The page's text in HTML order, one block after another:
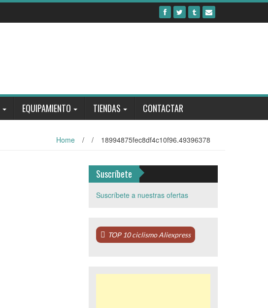
EQUIPAMIENTO TIENDAS CONTACTAR
Home / / 18994875fec8df4c10f96.49396378
Suscríbete
Suscríbete a nuestras ofertas
TOP 10 ciclismo Aliexpress